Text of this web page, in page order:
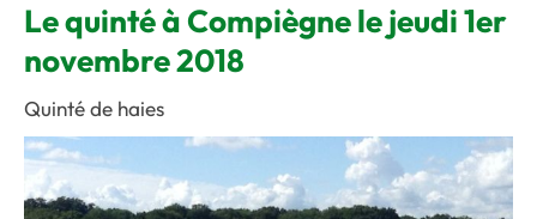
Le quinté à Compiègne le jeudi 1er
novembre 2018
Quinté de haies